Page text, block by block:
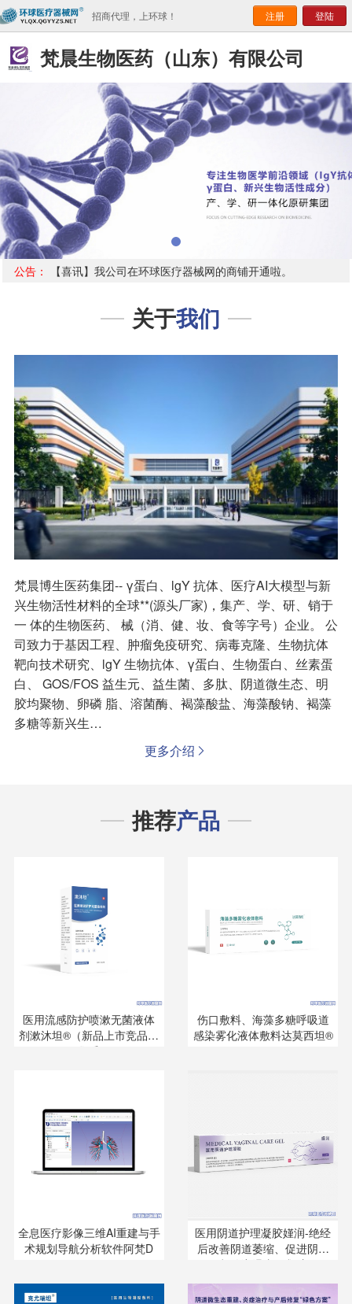
招商代理，上环球！ 注册 登陆
梵晨生物医药（山东）有限公司
公告： 【喜讯】我公司在环球医疗器械网的商铺开通啦。
关于我们
梵晨博生医药集团-- γ蛋白、lgY 抗体、医疗AI大模型与新
兴生物活性材料的全球**(源头厂家)，集产、学、研、销于
一 体的生物医药、 械（消、健、妆、食等字号）企业。 公
司致力于基因工程、肿瘤免疫研究、病毒克隆、生物抗体
靶向技术研究、lgY 生物抗体、γ蛋白、生物蛋白、丝素蛋
白、 GOS/FOS 益生元、益生菌、多肽、阴道微生态、明
胶均聚物、卵磷 脂、溶菌酶、褐藻酸盐、海藻酸钠、褐藻
多糖等新兴生…
更多介绍 
推荐产品
医用流感防护喷漱无菌液体
剂漱沐坦®（新品上市竞品少
无集采）
伤口敷料、海藻多糖呼吸道
感染雾化液体敷料达莫西坦®
全息医疗影像三维AI重建与手
术规划导航分析软件阿梵D
医用阴道护理凝胶嫤润-绝经
后改善阴道萎缩、促进阴道
紧致润滑专用凝胶